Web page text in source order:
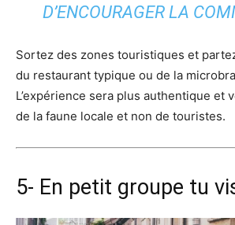
D’ENCOURAGER LA
Sortez des zones touristiques et
du restaurant typique ou de la
L’expérience sera plus authentique et
de la faune locale et non de touristes.
5- En petit groupe tu